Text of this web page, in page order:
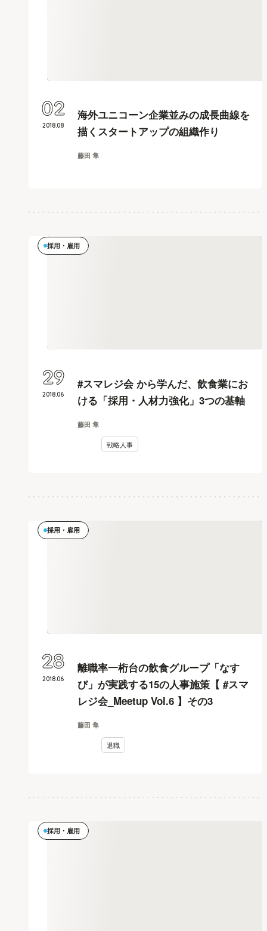
海外ユニコーン企業並みの成長曲線を
描くスタートアップの組織作り
藤田 隼
2018.08
02
採用・雇用
#スマレジ会 から学んだ、飲食業にお
ける「採用・人材力強化」3つの基軸
藤田 隼
戦略人事
2018.06
29
採用・雇用
離職率一桁台の飲食グループ「なす
び」が実践する15の人事施策【 #スマ
レジ会_Meetup Vol.6 】その3
藤田 隼
退職
2018 06
28
採用・雇用